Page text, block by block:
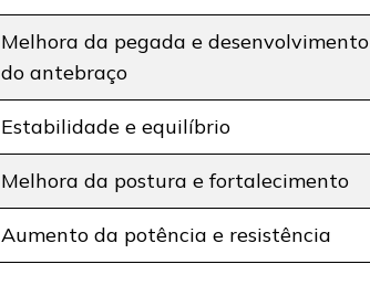
Melhora da pegada e desenvolvimento
do antebraço
Estabilidade e equilíbrio
Melhora da postura e fortalecimento
Aumento da potência e resistência